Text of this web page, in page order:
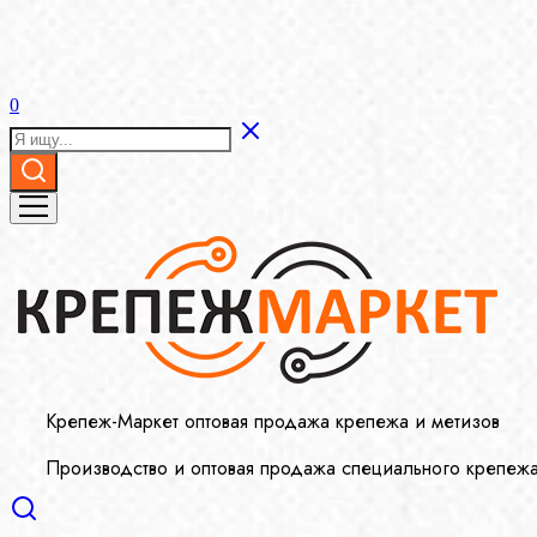
0
Крепеж-Маркет оптовая продажа крепежа и метизов
Производство и оптовая продажа специального